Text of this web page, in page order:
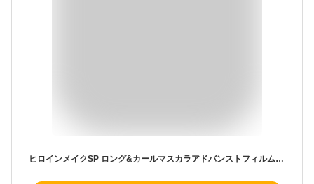
ヒロインメイクSP ロング&カールマスカラアドバンストフィルム55(ブラウニッシュシナモン) 6g カラーマスカラ フィルム ウォータープルーフ 2本 セット ランキング プチプラ 消耗品